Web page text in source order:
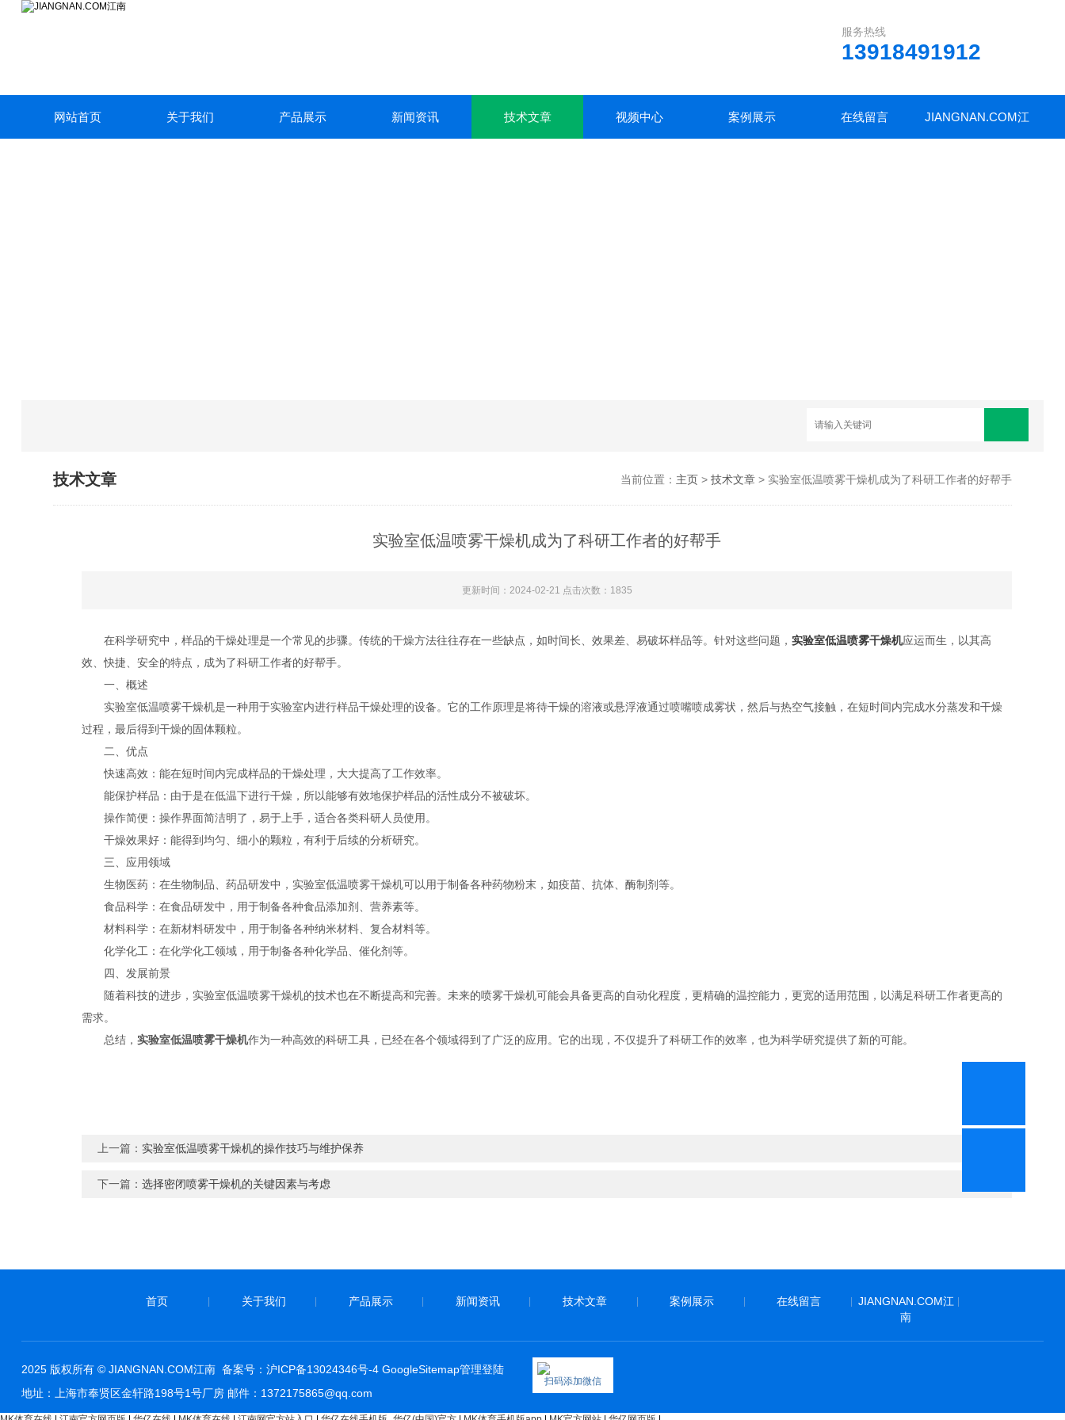
服务热线
13918491912
网站首页 关于我们 产品展示 新闻资讯 技术文章 视频中心 案例展示 在线留言 JIANGNAN.COM江
技术文章 当前位置： 主页> 技术文章> 实验室低温喷雾干燥机成为了科研工作者的好帮手
实验室低温喷雾干燥机成为了科研工作者的好帮手
更新时间：2024-02-21 点击次数：1835
在科学研究中，样品的干燥处理是一个常见的步骤。传统的干燥方法往往存在一些缺点，如时间长、效果差、易破坏样品等。针对这些问题，实验室低温喷雾干燥机应运而生，以其高
效、快捷、安全的特点，成为了科研工作者的好帮手。
一、概述
实验室低温喷雾干燥机是一种用于实验室内进行样品干燥处理的设备。它的工作原理是将待干燥的溶液或悬浮液通过喷嘴喷成雾状，然后与热空气接触，在短时间内完成水分蒸发和干燥
过程，最后得到干燥的固体颗粒。
二、优点
快速高效：能在短时间内完成样品的干燥处理，大大提高了工作效率。
能保护样品：由于是在低温下进行干燥，所以能够有效地保护样品的活性成分不被破坏。
操作简便：操作界面简洁明了，易于上手，适合各类科研人员使用。
干燥效果好：能得到均匀、细小的颗粒，有利于后续的分析研究。
三、应用领域
生物医药：在生物制品、药品研发中，实验室低温喷雾干燥机可以用于制备各种药物粉末，如疫苗、抗体、酶制剂等。
食品科学：在食品研发中，用于制备各种食品添加剂、营养素等。
材料科学：在新材料研发中，用于制备各种纳米材料、复合材料等。
化学化工：在化学化工领域，用于制备各种化学品、催化剂等。
四、发展前景
随着科技的进步，实验室低温喷雾干燥机的技术也在不断提高和完善。未来的喷雾干燥机可能会具备更高的自动化程度，更精确的温控能力，更宽的适用范围，以满足科研工作者更高的
需求。
总结，实验室低温喷雾干燥机作为一种高效的科研工具，已经在各个领域得到了广泛的应用。它的出现，不仅提升了科研工作的效率，也为科学研究提供了新的可能。
上一篇： 实验室低温喷雾干燥机的操作技巧与维护保养
下一篇：选择密闭喷雾干燥机的关键因素与考虑
首页 关于我们 产品展示 新闻资讯 技术文章 案例展示 在线留言
JIANGNAN.COM江
南
2025 版权所有 © JIANGNAN.COM江南 备案号： 沪ICP备13024346号-4 GoogleSitemap管理登陆
地址：上海市奉贤区金轩路198号1号厂房 邮件：1372175865@qq.com
扫码添加微信